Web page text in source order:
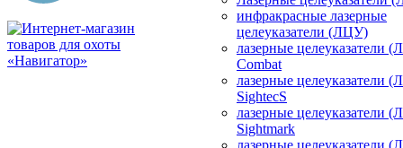
инфракрасные лазерные
целеуказатели (ЛЦУ)
лазерные целеуказатели
Combat
лазерные целеуказатели
SightecS
лазерные целеуказатели
Sightmark
лазерные целеуказатели